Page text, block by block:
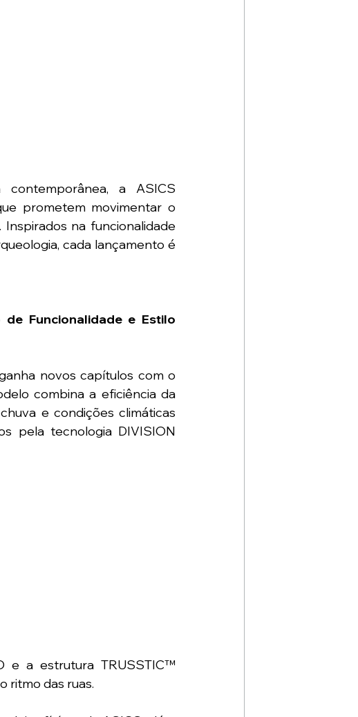
a ASICS
prometem movimentar o
na funcionalidade
cada lançamento é
de Funcionalidade e Estilo
novos capítulos com o
combina a eficiência da
e condições climáticas
pela tecnologia DIVISION
e a estrutura TRUSSTIC™
ritmo das ruas.